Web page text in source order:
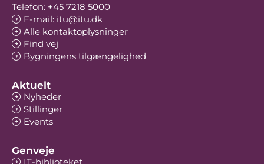
Telefon: +45 7218 5000
E-mail: itu@itu.dk
Alle kontaktoplysninger
Find vej
Bygningens tilgængelighed
Aktuelt
Nyheder
Stillinger
Events
Genveje